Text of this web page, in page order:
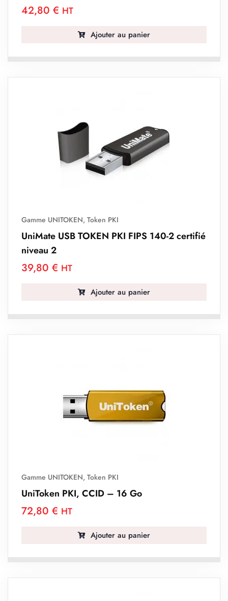
42,80 € HT
Ajouter au panier
Gamme UNITOKEN, Token PKI
UniMate USB TOKEN PKI FIPS 140-2 certifié
niveau 2
39,80 € HT
Ajouter au panier
Gamme UNITOKEN, Token PKI
UniToken PKI, CCID – 16 Go
72,80 € HT
Ajouter au panier